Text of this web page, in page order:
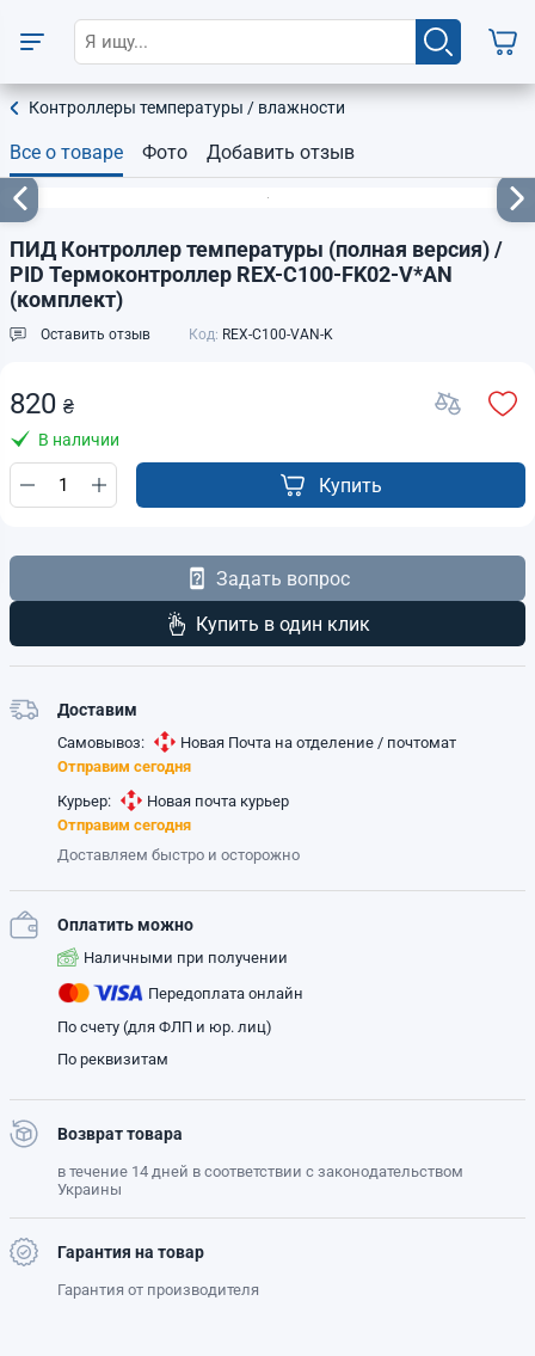
Контроллеры температуры / влажности
Все о товаре Фото Добавить отзыв
ПИД Контроллер температуры (полная версия) /
PID Термоконтроллер REX-C100-FK02-V*AN
(комплект)
Оставить отзыв Код: REX-C100-VAN-K
820 ₴
В наличии
Купить
Задать вопрос
Купить в один клик
Доставим
Самовывоз:
Новая Почта на отделение / почтомат
Отправим сегодня
Курьер:
Новая почта курьер
Отправим сегодня
Доставляем быстро и осторожно
Оплатить можно
Наличными при получении
Передоплата онлайн
По счету (для ФЛП и юр. лиц)
По реквизитам
Возврат товара
в течение 14 дней в соответствии с законодательством
Украины
Гарантия на товар
Гарантия от производителя